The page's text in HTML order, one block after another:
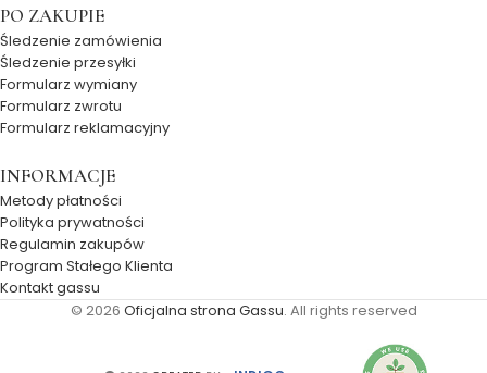
PO ZAKUPIE
Śledzenie zamówienia
Śledzenie przesyłki
Formularz wymiany
Formularz zwrotu
Formularz reklamacyjny
INFORMACJE
Metody płatności
Polityka prywatności
Regulamin zakupów
Program Stałego Klienta
Kontakt gassu
© 2026 Oficjalna strona Gassu. All rights reserved